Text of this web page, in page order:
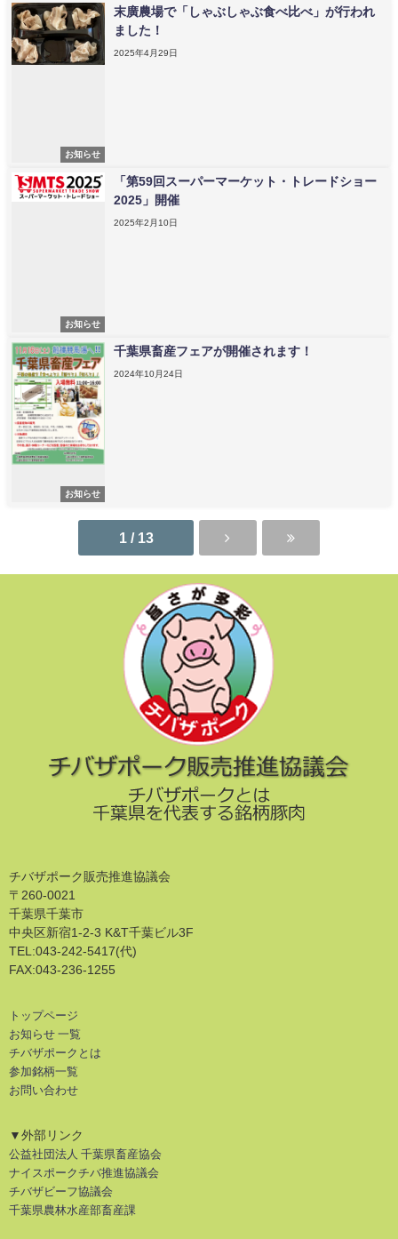
お知らせ
末廣農場で「しゃぶしゃぶ食べ比べ」が行われ
ました！
2025年4月29日
お知らせ
「第59回スーパーマーケット・トレードショー
2025」開催
2025年2月10日
お知らせ
千葉県畜産フェアが開催されます！
2024年10月24日
1 / 13
チバザポーク販売推進協議会
〒260-0021
千葉県千葉市
中央区新宿1-2-3 K&T千葉ビル3F
TEL:043-242-5417(代)
FAX:043-236-1255
トップページ
お知らせ 一覧
チバザポークとは
参加銘柄一覧
お問い合わせ
▼外部リンク
公益社団法人 千葉県畜産協会
ナイスポークチバ推進協議会
チバザビーフ協議会
千葉県農林水産部畜産課